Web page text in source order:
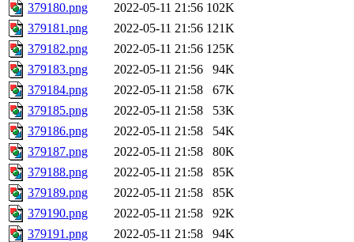
379180.png
2022-05-11 21:56 102K
379181.png
2022-05-11 21:56 121K
379182.png
2022-05-11 21:56 125K
379183.png
2022-05-11 21:56
94K
379184.png
2022-05-11 21:58
67K
379185.png
2022-05-11 21:58
53K
379186.png
2022-05-11 21:58
54K
379187.png
2022-05-11 21:58
80K
379188.png
2022-05-11 21:58
85K
379189.png
2022-05-11 21:58
85K
379190.png
2022-05-11 21:58
92K
379191.png
2022-05-11 21:58
94K